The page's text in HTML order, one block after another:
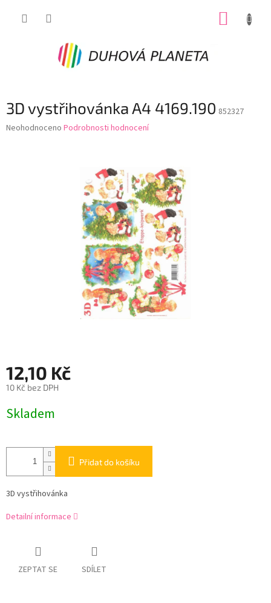
3D vystřihovánka A4 4169.190 852327
Průměrné
Neohodnoceno Podrobnosti hodnocení
12,10 Kč
10 Kč bez DPH
cena:
Skladem
Přidat do košíku
3D vystřihovánka
Detailní informace
ZEPTAT SE SDÍLET